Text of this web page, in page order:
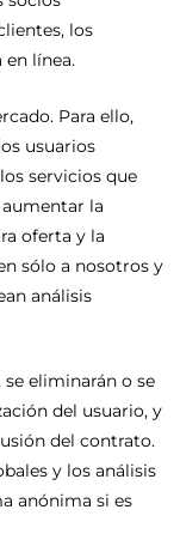
los
línea.
Para ello,
usuarios
servicios que
aumentar la
oferta y la
sólo a nosotros y
análisis
se eliminarán o se
del usuario, y
del contrato.
y los análisis
anónima si es